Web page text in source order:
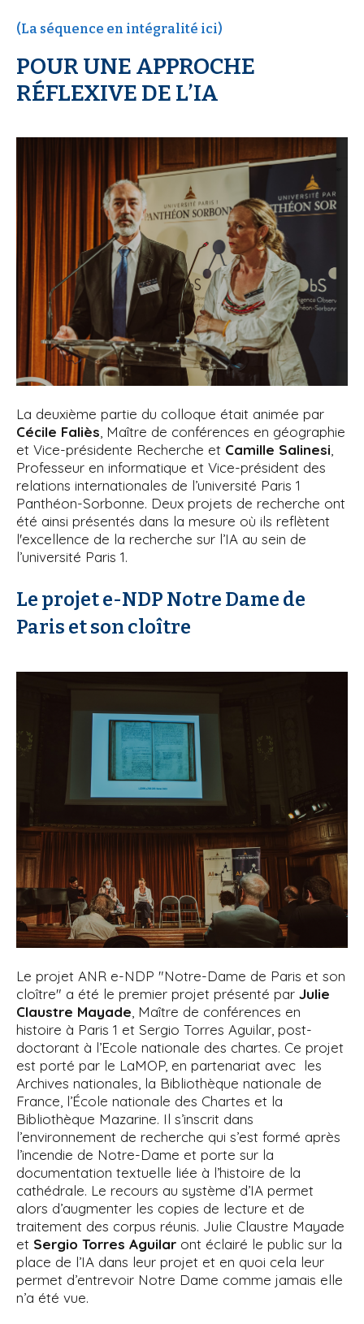
(La séquence en intégralité ici)
POUR UNE APPROCHE
RÉFLEXIVE DE L’IA
La deuxième partie du colloque était animée par
Cécile Faliès , Maître de conférences en géographie
et Vice-présidente Recherche et Camille Salinesi
Professeur en informatique et Vice-président des
relations internationales de l’université Paris 1
Panthéon-Sorbonne. Deux projets de recherche ont
été ainsi présentés dans la mesure où ils reflètent
l'excellence de la recherche sur l’IA au sein de
l’université Paris 1.
Le projet e-NDP Notre Dame de
Paris et son cloître
Le projet ANR e-NDP "Notre-Dame de Paris et son
cloître" a été le premier projet présenté par Julie
Claustre Mayade , Maître de conférences en
histoire à Paris 1 et Sergio Torres Aguilar, post-
doctorant à l’Ecole nationale des chartes. Ce projet
est porté par le LaMOP, en partenariat avec les
Archives nationales, la Bibliothèque nationale de
France, l’École nationale des Chartes et la
Bibliothèque Mazarine. Il s’inscrit dans
l’environnement de recherche qui s’est formé après
l’incendie de Notre-Dame et porte sur la
documentation textuelle liée à l’histoire de la
cathédrale. Le recours au système d’IA permet
alors d’augmenter les copies de lecture et de
traitement des corpus réunis. Julie Claustre Mayade
et Sergio Torres Aguilar ont éclairé le public sur la
place de l’IA dans leur projet et en quoi cela leur
permet d’entrevoir Notre Dame comme jamais elle
n’a été vue.